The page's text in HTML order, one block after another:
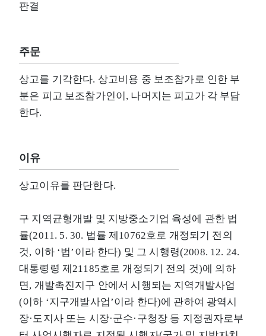
판결
주문
상고를 기각한다. 상고비용 중 보조참가로 인한 부
분은 피고 보조참가인이, 나머지는 피고가 각 부담
한다.
이유
상고이유를 판단한다.
구 지역균형개발 및 지방중소기업 육성에 관한 법
률(2011. 5. 30. 법률 제10762호로 개정되기 전의
것, 이하 ‘법’이라 한다) 및 그 시행령(2008. 12. 24.
대통령령 제21185호로 개정되기 전의 것)에 의하
면, 개발촉진지구 안에서 시행되는 지역개발사업
(이하 ‘지구개발사업’이라 한다)에 관하여 광역시
장·도지사 또는 시장·군수·구청장 등 지정권자로부